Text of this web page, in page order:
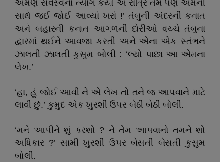
એમણે સર્વસ્વનો ત્યાગ કર્યો એ રાત્રિ તમે પણ એમની
સાથે જઈ જોઈ આવ્યાં ખરાં !’ તંબુની અંદરની કનાત
અને બહારની કનાત આગળની દોરીઓ વચ્ચે તંબુના
દ્વારમાં થઈને આવજા કરતી અને એના એક સ્તંભને
ઝાલતી ઝાલતી કુસુમ બોલી : ‘લ્યો પાછા આ એમના
લેખ.’
‘હા, હું જોઈ આવી ને એ લેખ તો તને જ આપવાને માટે
લાવી છું.’ કુમુદ એક ખુરશી ઉપર બેઠી બેઠી બોલી.
‘મને આપીને શું કરશો ? ને તેમ આપવાનો તમને શો
અધિકાર ?’ સામી ખુરશી ઉપર બેસતી બેસતી કુસુમ
બોલી.